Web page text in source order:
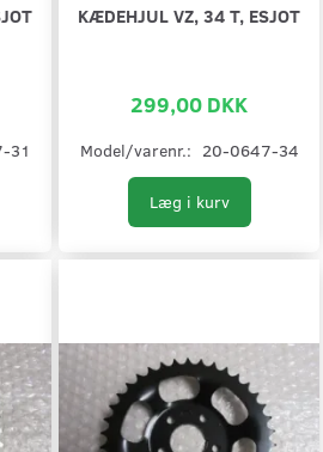
31
KÆDEHJUL VZ, 34 T, ESJOT
299,00 DKK
Model/varenr.: 20-0647-34
Læg i kurv